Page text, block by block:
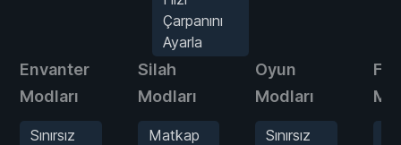
Çarpanını
Ayarla
Envanter
Modları
Sınırsız
Silah
Modları
Matkap
Oyun
Modları
Sınırsız